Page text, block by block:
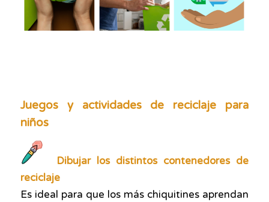
Juegos y actividades de reciclaje para
niños
Dibujar los distintos contenedores de
reciclaje
Es ideal para que los más chiquitines aprendan